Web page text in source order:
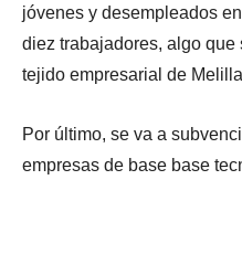
jóvenes y desempleados
diez trabajadores, algo que
tejido empresarial de
Por último, se va a
empresas de base base